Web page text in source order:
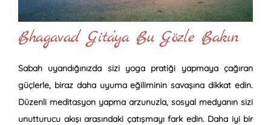
Bhagavad Gita’ya Bu Gözle Bakın
Sabah uyandığınızda sizi yoga pratiği yapmaya çağıran
güçlerle, biraz daha uyuma eğiliminin savaşına dikkat edin.
Düzenli meditasyon yapma arzunuzla, sosyal medyanın sizi
unutturucu akışı arasındaki çatışmayı fark edin. Daha iyi bir